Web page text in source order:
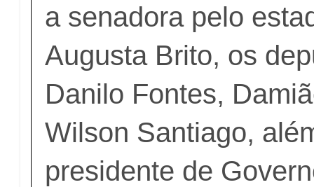
a senadora pelo
Augusta Brito, os
Danilo Fontes,
Wilson Santiago,
presidente de